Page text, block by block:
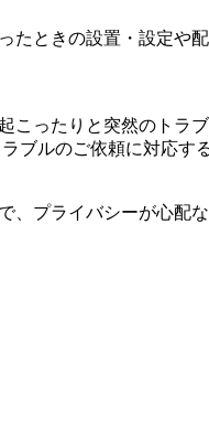
ときの設置・設定や
ったりと突然のトラ
ブルのご依頼に対応す
プライバシーが心配